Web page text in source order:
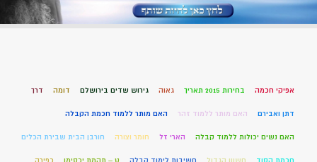
אפיקי חכמה בחירות 2015 תאריך גאוה גירוש שדים בירושלם דומה דרך
דתן ואבירם האם מותר ללמוד זהר האם מותר ללמוד חכמת הקבלה
האם נשים יכולות ללמוד קבלה הארי זל חומר וצורה חורבן הבית שבירת הכלים